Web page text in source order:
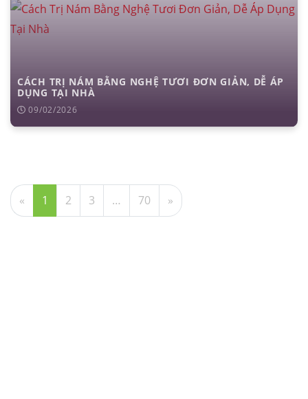
CÁCH TRỊ NÁM BẰNG NGHỆ TƯƠI ĐƠN GIẢN, DỄ ÁP
DỤNG TẠI NHÀ
09/02/2026
« 1 2 3 … 70 »